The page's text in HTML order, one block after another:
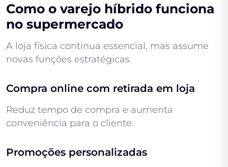
Como o varejo híbrido funciona
no supermercado
A loja física continua essencial, mas assume
novas funções estratégicas.
Compra online com retirada em loja
Reduz tempo de compra e aumenta
conveniência para o cliente.
Promoções personalizadas